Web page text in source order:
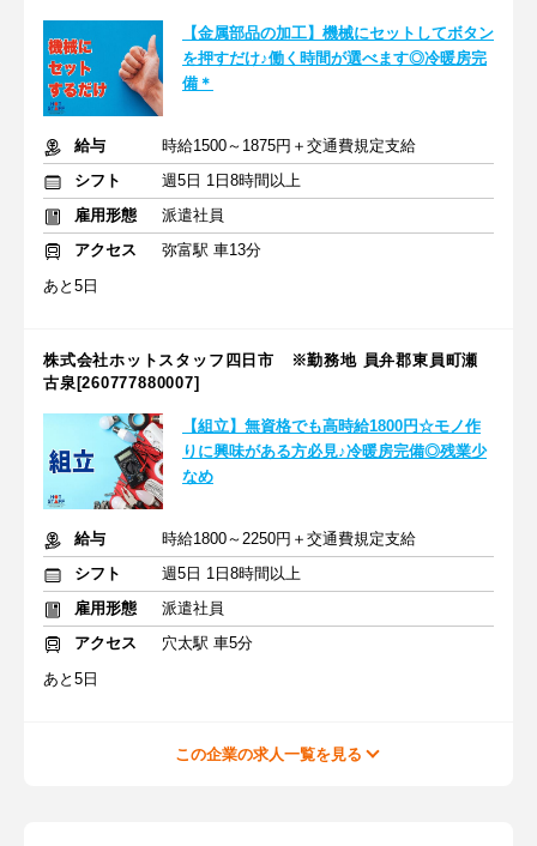
【金属部品の加工】機械にセットしてボタン
を押すだけ♪働く時間が選べます◎冷暖房完
備＊
給与
時給1500～1875円＋交通費規定支給
シフト
週5日 1日8時間以上
雇用形態
派遣社員
アクセス
弥富駅 車13分
あと5日
株式会社ホットスタッフ四日市 ※勤務地 員弁郡東員町瀬
古泉[260777880007]
【組立】無資格でも高時給1800円☆モノ作
りに興味がある方必見♪冷暖房完備◎残業少
なめ
給与
時給1800～2250円＋交通費規定支給
シフト
週5日 1日8時間以上
雇用形態
派遣社員
アクセス
穴太駅 車5分
あと5日
この企業の求人一覧を見る